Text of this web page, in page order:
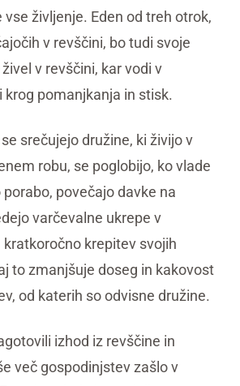
življenje. Eden od treh otrok,
v revščini, bo tudi svoje
v revščini, kar vodi v
pomanjkanja in stisk.
srečujejo družine, ki živijo v
robu, se poglobijo, ko vlade
povečajo davke na
varčevalne ukrepe v
krepitev svojih
to zmanjšuje doseg in kakovost
od katerih so odvisne družine.
izhod iz revščine in
več gospodinjstev zašlo v